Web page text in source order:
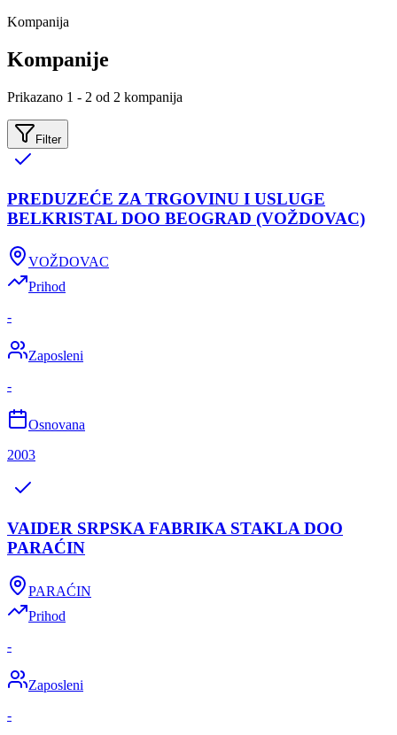
Kompanija
Kompanije
Prikazano 1 - 2 od 2 kompanija
Filter
PREDUZEĆE ZA TRGOVINU I USLUGE
BELKRISTAL DOO BEOGRAD (VOŽDOVAC)
VOŽDOVAC
Prihod
-
Zaposleni
-
Osnovana
2003
VAIDER SRPSKA FABRIKA STAKLA DOO
PARAĆIN
PARAĆIN
Prihod
-
Zaposleni
-